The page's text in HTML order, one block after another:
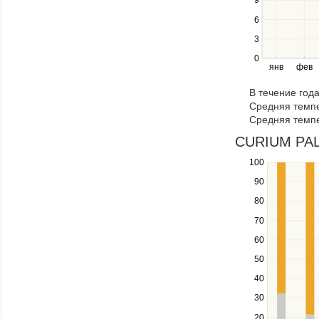
янв фев
0
3
6
the
and
right
keys
navigate
through
items
in
a
series.
В течение
Средняя
Средняя
CURIUM
30
40
50
60
70
80
90
100
Use
the
and
down
to
navigate
series.
Use
the